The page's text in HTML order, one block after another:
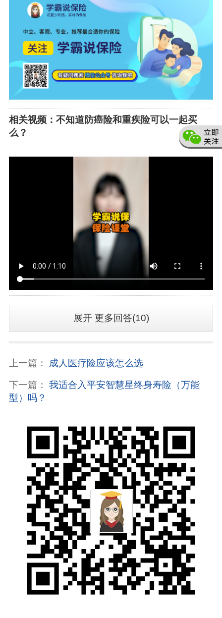
相关视频：不知道防癌险和重疾险可以一起买
么？
展开更多回答(10)
上一篇： 成人医疗险应该怎么选
下一篇： 我适合入平安智慧星终身寿险（万能
型）吗？